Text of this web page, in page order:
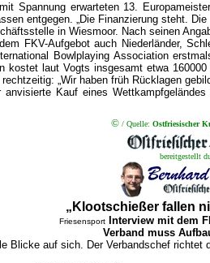
Spannung erwarteten 13.
entgegen. „Die Finanzierung steht.
in Wiesmoor. Nach seinen
FKV-Aufgebot auch Nieder­länder,
Bowlplaying Association
kostet laut Vogts insgesamt etwa
„Wir haben früh Rücklagen
Kauf eines
© / Quelle: Ostfriesischer
bereitgestellt
„Klootschießer fallen
FriesensportInterview mit dem
Verband muss
Blicke auf sich. Der Verbandschef